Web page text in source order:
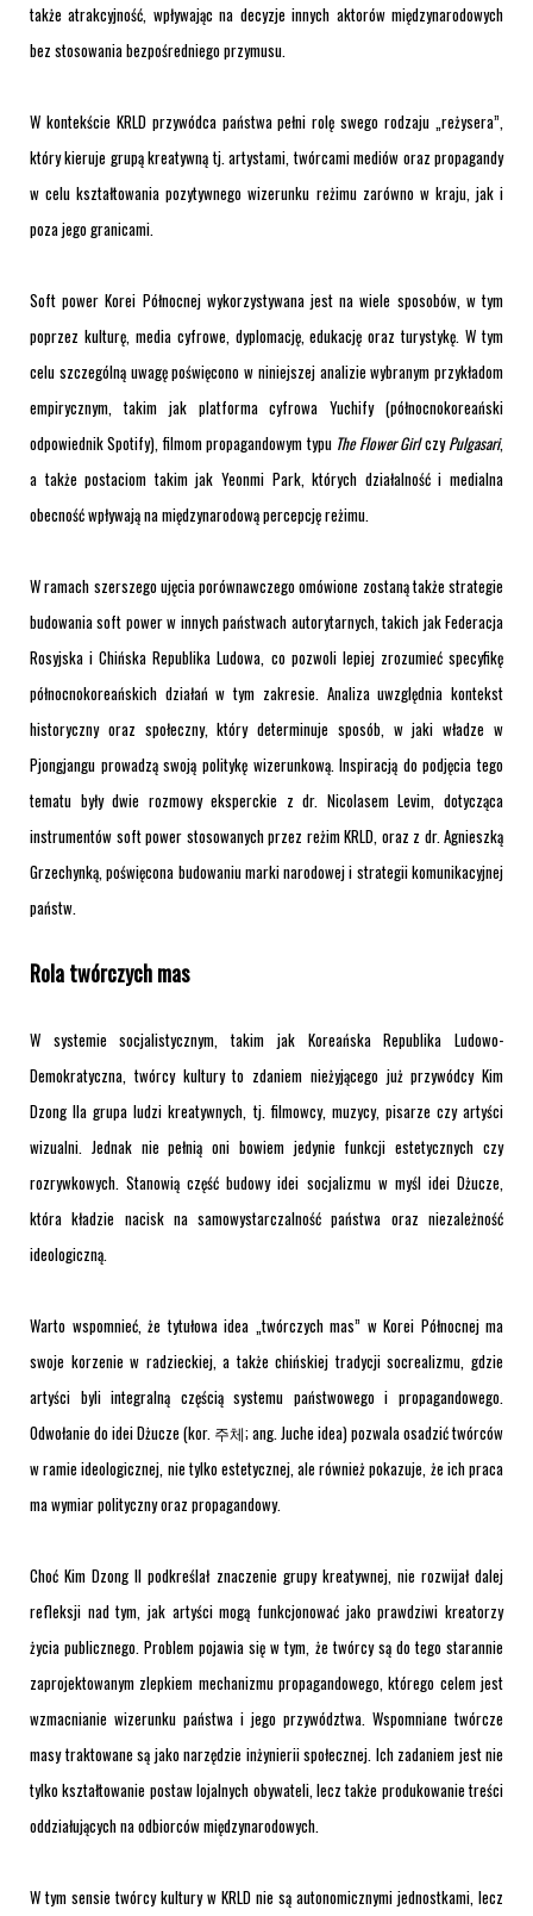
także atrakcyjność, wpływając na decyzje innych aktorów międzynarodowych
bez stosowania bezpośredniego przymusu.
W kontekście KRLD przywódca państwa pełni rolę swego rodzaju „reżysera”,
który kieruje grupą kreatywną tj. artystami, twórcami mediów oraz propagandy
w celu kształtowania pozytywnego wizerunku reżimu zarówno w kraju, jak i
poza jego granicami.
Soft power Korei Północnej wykorzystywana jest na wiele sposobów, w tym
poprzez kulturę, media cyfrowe, dyplomację, edukację oraz turystykę. W tym
celu szczególną uwagę poświęcono w niniejszej analizie wybranym przykładom
empirycznym, takim jak platforma cyfrowa Yuchify (północnokoreański
odpowiednik Spotify), filmom propagandowym typu The Flower GirlczyPulgasari,
a także postaciom takim jak Yeonmi Park, których działalność i medialna
obecność wpływają na międzynarodową percepcję reżimu.
W ramach szerszego ujęcia porównawczego omówione zostaną także strategie
budowania soft power w innych państwach autorytarnych, takich jak Federacja
Rosyjska i Chińska Republika Ludowa, co pozwoli lepiej zrozumieć specyfikę
północnokoreańskich działań w tym zakresie. Analiza uwzględnia kontekst
historyczny oraz społeczny, który determinuje sposób, w jaki władze w
Pjongjangu prowadzą swoją politykę wizerunkową. Inspiracją do podjęcia tego
tematu były dwie rozmowy eksperckie z dr. Nicolasem Levim, dotycząca
instrumentów soft power stosowanych przez reżim KRLD, oraz z dr. Agnieszką
Grzechynką, poświęcona budowaniu marki narodowej i strategii komunikacyjnej
państw.
Rola twórczych mas
W systemie socjalistycznym, takim jak Koreańska Republika Ludowo-
Demokratyczna, twórcy kultury to zdaniem nieżyjącego już przywódcy Kim
Dzong Ila grupa ludzi kreatywnych, tj. filmowcy, muzycy, pisarze czy artyści
wizualni. Jednak nie pełnią oni bowiem jedynie funkcji estetycznych czy
rozrywkowych. Stanowią część budowy idei socjalizmu w myśl idei Dżucze,
która kładzie nacisk na samowystarczalność państwa oraz niezależność
ideologiczną.
Warto wspomnieć, że tytułowa idea „twórczych mas” w Korei Północnej ma
swoje korzenie w radzieckiej, a także chińskiej tradycji socrealizmu, gdzie
artyści byli integralną częścią systemu państwowego i propagandowego.
Odwołanie do idei Dżucze (kor. 주체; ang. Juche idea) pozwala osadzić twórców
w ramie ideologicznej, nie tylko estetycznej, ale również pokazuje, że ich praca
ma wymiar polityczny oraz propagandowy.
Choć Kim Dzong Il podkreślał znaczenie grupy kreatywnej, nie rozwijał dalej
refleksji nad tym, jak artyści mogą funkcjonować jako prawdziwi kreatorzy
życia publicznego. Problem pojawia się w tym, że twórcy są do tego starannie
zaprojektowanym zlepkiem mechanizmu propagandowego, którego celem jest
wzmacnianie wizerunku państwa i jego przywództwa. Wspomniane twórcze
masy traktowane są jako narzędzie inżynierii społecznej. Ich zadaniem jest nie
tylko kształtowanie postaw lojalnych obywateli, lecz także produkowanie treści
oddziałujących na odbiorców międzynarodowych.
W tym sensie twórcy kultury w KRLD nie są autonomicznymi jednostkami, lecz